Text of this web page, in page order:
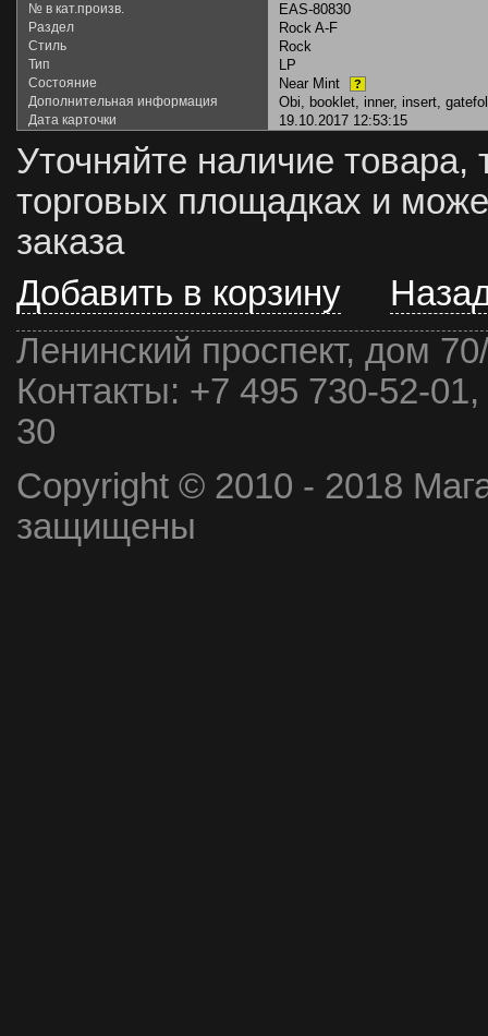
№ в кат.произв. EAS-80830
Раздел Rock A-F
Стиль Rock
Тип LP
Состояние Near Mint ?
Дополнительная информация Obi, booklet, inner, insert,
Дата карточки 19.10.2017 12:53:15
Уточняйте наличие товара,
торговых площадках и
заказа
Добавить в корзину
Ленинский проспект, дом
Контакты: +7 495 730-52-
30
Copyright © 2010 - 2018
защищены